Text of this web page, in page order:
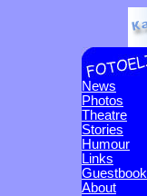
News
Photos
Theatre
Stories
Humour
Links
Guestbook
About